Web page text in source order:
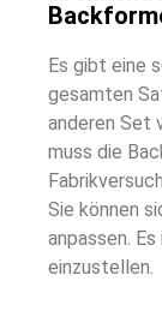
Es gibt eine
gesamten
anderen Set
muss die
Sie können
anpassen.
einzustellen.